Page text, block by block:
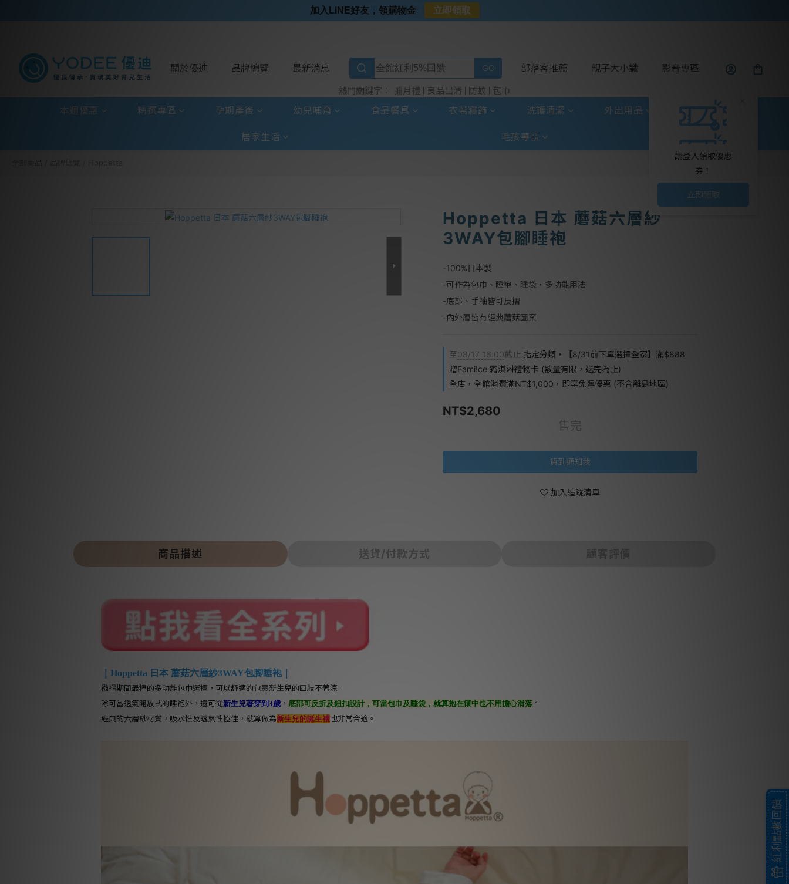
⭐加入LINE好友⭐
⭐超取選全家⭐滿$888贈霜淇淋禮物卡
關於優迪 品牌總覽 最新消息
熱門關鍵字： 彌月禮 良品出清 防蚊 包巾
部落客推薦 親子大小識 影音專區
請登入領取優惠
券！
立即領取
本週優惠 精選專區 孕期產後 幼兒哺育 食品餐具 衣著寢飾 洗護清潔 外出用品 玩具童書
居家生活 毛孩專區
Hoppetta 日本 蘑菇六層紗
3WAY包腳睡袍
-100%日本製
-可作為包巾、睡袍、睡袋，多功能用法
-底部、手袖皆可反摺
-內外層皆有經典蘑菇圖案
至08/17 16:00截止 指定分類，【8/31前下單選擇全家】滿$888
贈Fami!ce 霜淇淋禮物卡 (數量有限，送完為止)
全店，全館消費滿NT$1,000，即享免運優惠 (不含離島地區)
NT$2,680
售完
貨到通知我
加入追蹤清單
商品描述 送貨/付款方式
｜Hoppetta 日本 蘑菇六層紗3WAY包腳睡袍｜
襁褓期間最棒的多功能包巾選擇，可以舒適的包裹新生兒的四肢不著涼。
除可當透氣開放式的睡袍外，還可從新生兒著穿到3歲 ， 底部可反折及鈕扣設計，可當包巾及睡袋，就算抱在懷中也不用擔心滑落 。
經典的六層紗材質，吸水性及透氣性極佳，就算做為新生兒的誕生禮也非常合適。
加入LINE好友，領購物金 立即領取
紅利點數回饋